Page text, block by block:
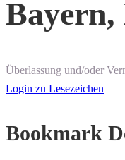
Bayern,
Überlassung und/oder
Login zu Lesezeichen
Bookmark